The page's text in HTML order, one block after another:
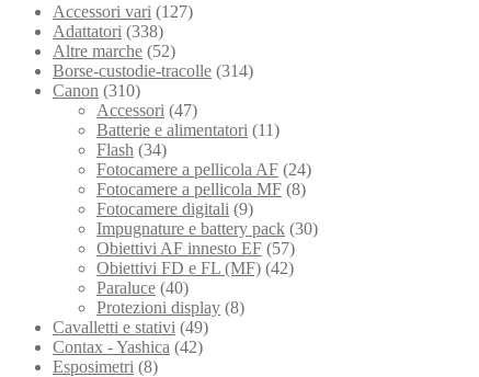
Accessori vari (127)
Adattatori (338)
Altre marche (52)
Borse-custodie-tracolle (314)
Canon (310)
Accessori (47)
Batterie e alimentatori (11)
Flash (34)
Fotocamere a pellicola AF (24)
Fotocamere a pellicola MF (8)
Fotocamere digitali (9)
Impugnature e battery pack (30)
Obiettivi AF innesto EF (57)
Obiettivi FD e FL (MF) (42)
Paraluce (40)
Protezioni display (8)
Cavalletti e stativi (49)
Contax - Yashica (42)
Esposimetri (8)